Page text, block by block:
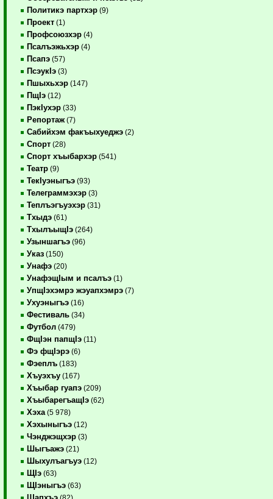
Политикэ партхэр (9)
Проект (1)
Профсоюзхэр (4)
Псалъэжьхэр (4)
Псапэ (57)
ПсэукIэ (3)
Пшыхьхэр (147)
ПщIэ (12)
ПэкIухэр (33)
Репортаж (7)
Сабийхэм факъыхуеджэ (2)
Спорт (28)
Спорт хъыбархэр (541)
Театр (9)
ТекIуэныгъэ (93)
Телеграммэхэр (3)
Теплъэгъуэхэр (31)
Тхыдэ (61)
ТхылъыщIэ (264)
Узыншагъэ (96)
Указ (150)
Унафэ (20)
УнафэщIым и псалъэ (1)
УпщIэхэмрэ жэуапхэмрэ (7)
Ухуэныгъэ (16)
Фестиваль (34)
Футбол (479)
ФщIэн папщIэ (11)
Фэ фщIэрэ (6)
Фэеплъ (183)
Хъуэхъу (167)
Хъыбар гуапэ (209)
ХъыбарегъащIэ (62)
Хэха (5 978)
Хэхыныгъэ (12)
Чэнджэщхэр (3)
Шыгъажэ (21)
Шыхулъагъуэ (12)
ЩIэ (63)
ЩIэныгъэ (63)
(82)